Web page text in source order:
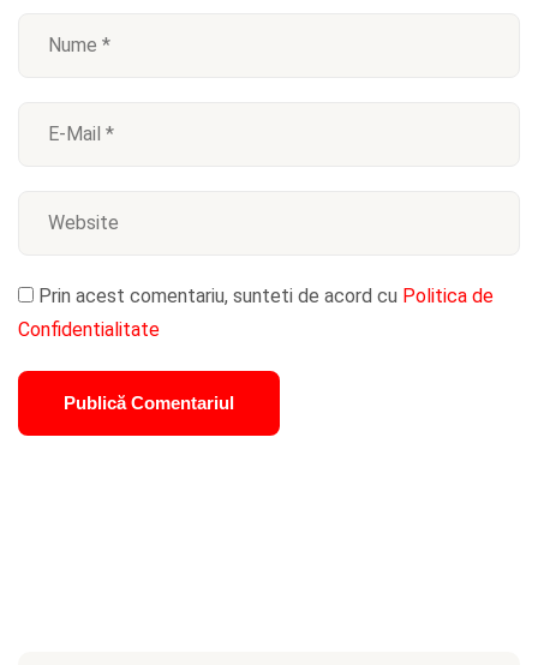
Prin acest comentariu, sunteti de acord cu Politica de
Confidentialitate